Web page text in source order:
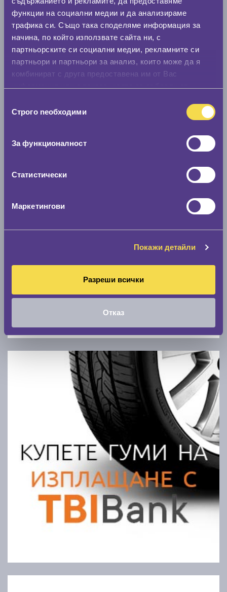
функции на социални медии и да анализираме
трафика си. Също така споделяме информация за
начина, по който използвате сайта ни, с
партньорските си социални медии, рекламните си
партньори и партньори за анализ, които може да я
комбинират с друга предоставена им от Вас
наСтрого nеобходими
За функционалност
Статистически
Маркетингови
Покажи детайли
Разреши всички
Отказ
Стар размер
По марка автомобил